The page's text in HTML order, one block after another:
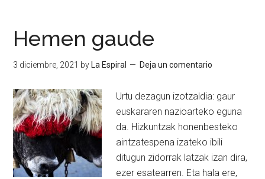
Hemen gaude
3 diciembre, 2021 by La Espiral Deja un comentario
Urtu dezagun izotzaldia: gaur
euskararen nazioarteko eguna
da. Hizkuntzak honenbesteko
aintzatespena izateko ibili
ditugun zidorrak latzak izan dira,
ezer esatearren. Eta hala ere,